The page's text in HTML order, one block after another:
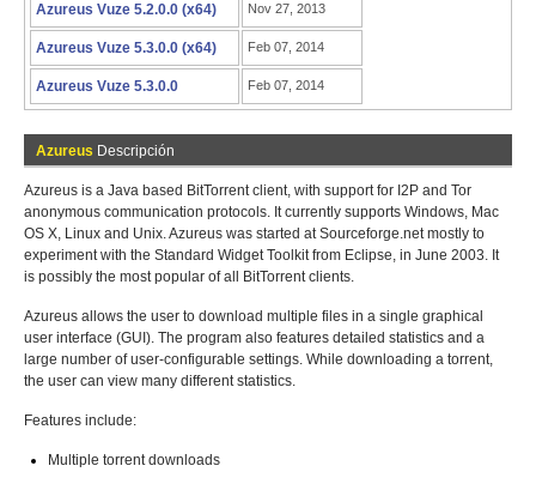
Azureus Vuze 5.2.0.0 (x64) Nov 27, 2013
Azureus Vuze 5.3.0.0 (x64) Feb 07, 2014
Azureus Vuze 5.3.0.0 Feb 07, 2014
Azureus Descripción
Azureus is a Java based BitTorrent client, with support for I2P and Tor
anonymous communication protocols. It currently supports Windows, Mac
OS X, Linux and Unix. Azureus was started at Sourceforge.net mostly to
experiment with the Standard Widget Toolkit from Eclipse, in June 2003. It
is possibly the most popular of all BitTorrent clients.
Azureus allows the user to download multiple files in a single graphical
user interface (GUI). The program also features detailed statistics and a
large number of user-configurable settings. While downloading a torrent,
the user can view many different statistics.
Features include:
Multiple torrent downloads